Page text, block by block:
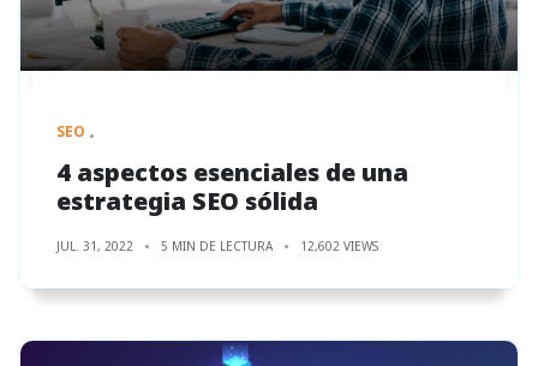
SEO
4 aspectos esenciales de una
estrategia SEO sólida
JUL. 31, 2022 5 MIN DE LECTURA 12,602 VIEWS